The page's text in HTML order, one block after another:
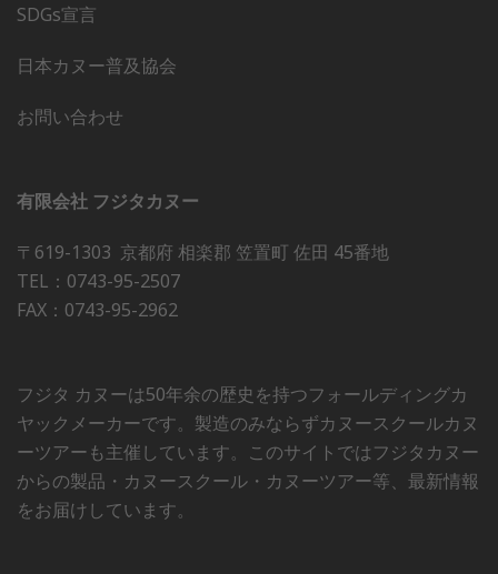
SDGs宣言
日本カヌー普及協会
お問い合わせ
有限会社 フジタカヌー
〒619-1303 京都府 相楽郡 笠置町 佐田 45番地
TEL：0743-95-2507
FAX：0743-95-2962
フジタ カヌーは50年余の歴史を持つフォールディングカ
ヤックメーカーです。製造のみならずカヌースクールカヌ
ーツアーも主催しています。このサイトではフジタカヌー
からの製品・カヌースクール・カヌーツアー等、最新情報
をお届けしています。